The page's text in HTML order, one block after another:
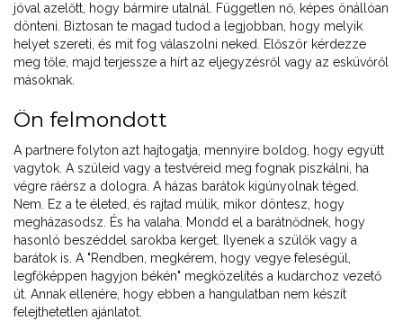
jóval azelőtt, hogy bármire utalnál. Független nő, képes önállóan
dönteni. Biztosan te magad tudod a legjobban, hogy melyik
helyet szereti, és mit fog válaszolni neked. Először kérdezze
meg tőle, majd terjessze a hírt az eljegyzésről vagy az esküvőről
másoknak.
Ön felmondott
A partnere folyton azt hajtogatja, mennyire boldog, hogy együtt
vagytok. A szüleid vagy a testvéreid meg fognak piszkálni, ha
végre ráérsz a dologra. A házas barátok kigúnyolnak téged.
Nem. Ez a te életed, és rajtad múlik, mikor döntesz, hogy
megházasodsz. És ha valaha. Mondd el a barátnődnek, hogy
hasonló beszéddel sarokba kerget. Ilyenek a szülők vagy a
barátok is. A "Rendben, megkérem, hogy vegye feleségül,
legfőképpen hagyjon békén" megközelítés a kudarchoz vezető
út. Annak ellenére, hogy ebben a hangulatban nem készít
felejthetetlen ajánlatot.